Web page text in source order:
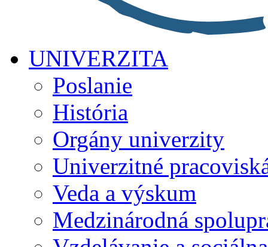
UNIVERZITA
Poslanie
História
Orgány univerzity
Univerzitné
Veda a výskum
Medzinárodná